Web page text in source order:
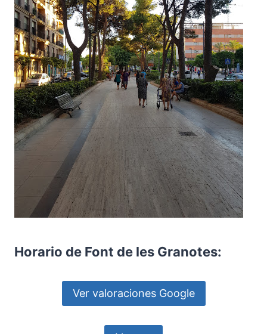
Horario de Font de les Granotes:
Ver valoraciones Google